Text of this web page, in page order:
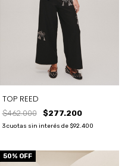
TOP REED
$462.000 $277.200
3 cuotas sin interés de $92.400
50% OFF